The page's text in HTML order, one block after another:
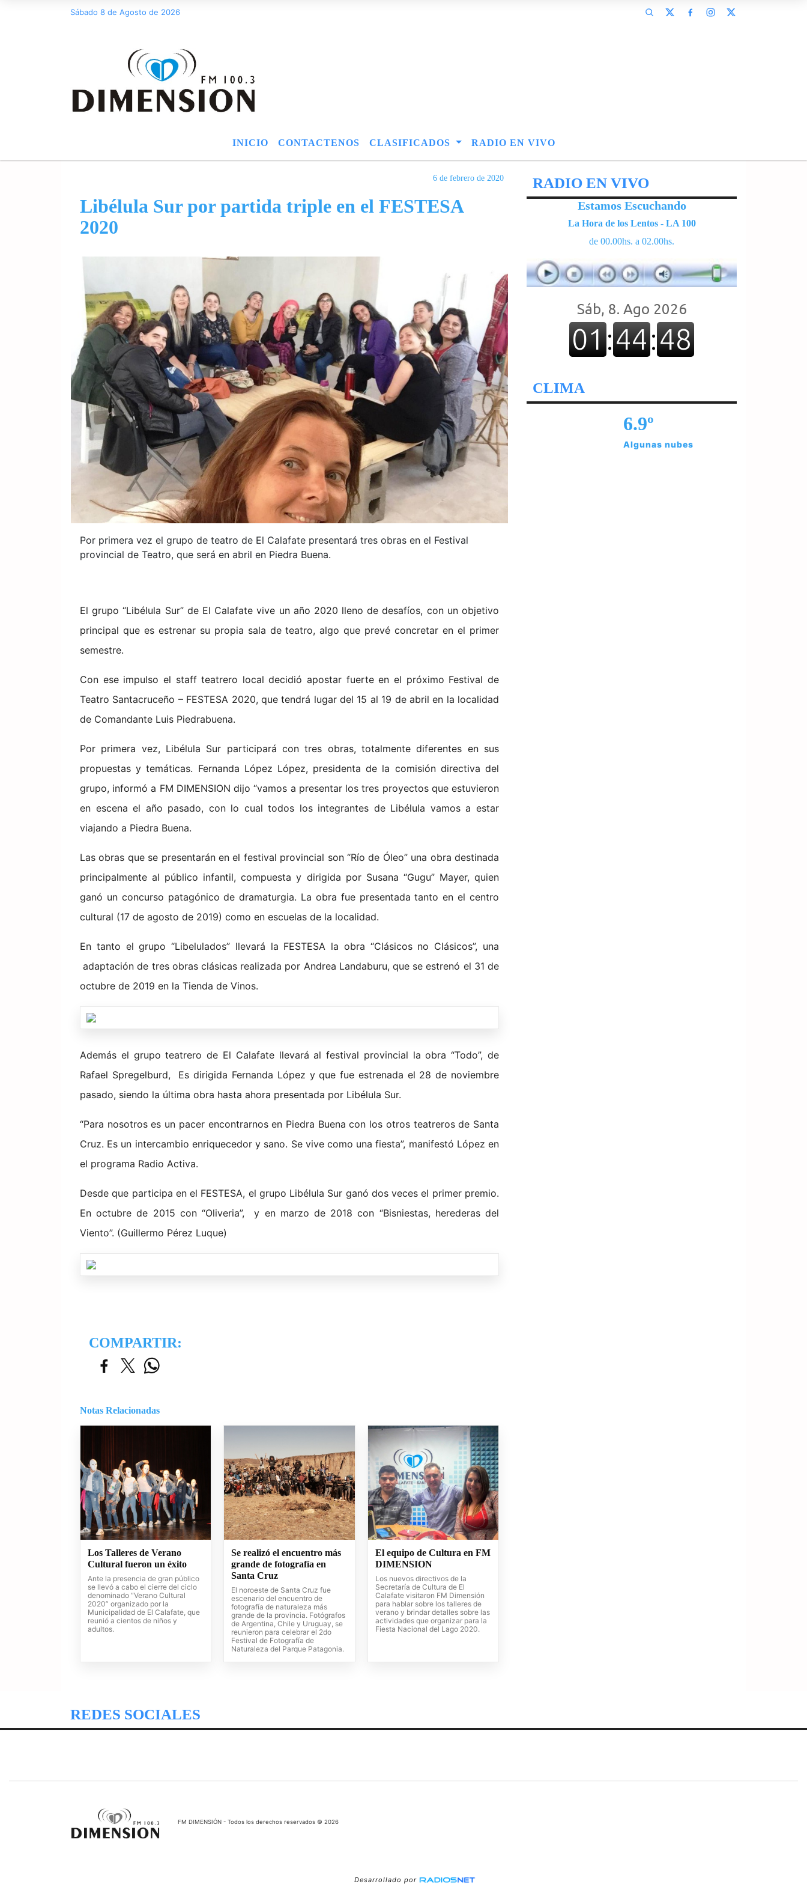
Sábado 8 de Agosto de 2026
INICIO CONTACTENOS CLASIFICADOS RADIO EN VIVO
6 de febrero de 2020
Libélula Sur por partida triple en el FESTESA
2020
Por primera vez el grupo de teatro de El Calafate presentará tres obras en el Festival
provincial de Teatro, que será en abril en Piedra Buena.
El grupo “Libélula Sur” de El Calafate vive un año 2020 lleno de desafíos, con un objetivo
principal que es estrenar su propia sala de teatro, algo que prevé concretar en el primer
semestre.
Con ese impulso el staff teatrero local decidió apostar fuerte en el próximo Festival de
Teatro Santacruceño – FESTESA 2020, que tendrá lugar del 15 al 19 de abril en la localidad
de Comandante Luis Piedrabuena.
Por primera vez, Libélula Sur participará con tres obras, totalmente diferentes en sus
propuestas y temáticas. Fernanda López López, presidenta de la comisión directiva del
grupo, informó a FM DIMENSION dijo “vamos a presentar los tres proyectos que estuvieron
en escena el año pasado, con lo cual todos los integrantes de Libélula vamos a estar
viajando a Piedra Buena.
Las obras que se presentarán en el festival provincial son “Río de Óleo” una obra destinada
principalmente al público infantil, compuesta y dirigida por Susana “Gugu” Mayer, quien
ganó un concurso patagónico de dramaturgia. La obra fue presentada tanto en el centro
cultural (17 de agosto de 2019) como en escuelas de la localidad.
En tanto el grupo “Libelulados” llevará la FESTESA la obra “Clásicos no Clásicos”, una
adaptación de tres obras clásicas realizada por Andrea Landaburu, que se estrenó el 31 de
octubre de 2019 en la Tienda de Vinos.
Además el grupo teatrero de El Calafate llevará al festival provincial la obra “Todo”, de
Rafael Spregelburd, Es dirigida Fernanda López y que fue estrenada el 28 de noviembre
pasado, siendo la última obra hasta ahora presentada por Libélula Sur.
“Para nosotros es un pacer encontrarnos en Piedra Buena con los otros teatreros de Santa
Cruz. Es un intercambio enriquecedor y sano. Se vive como una fiesta”, manifestó López en
el programa Radio Activa.
Desde que participa en el FESTESA, el grupo Libélula Sur ganó dos veces el primer premio.
En octubre de 2015 con “Oliveria”, y en marzo de 2018 con “Bisniestas, herederas del
Viento”. (Guillermo Pérez Luque)
COMPARTIR:
Notas Relacionadas
Los Talleres de Verano
Cultural fueron un éxito
Ante la presencia de gran público
se llevó a cabo el cierre del ciclo
denominado “Verano Cultural
2020” organizado por la
Municipalidad de El Calafate, que
reunió a cientos de niños y
adultos.
Se realizó el encuentro más
grande de fotografía en
Santa Cruz
El noroeste de Santa Cruz fue
escenario del encuentro de
fotografía de naturaleza más
grande de la provincia. Fotógrafos
de Argentina, Chile y Uruguay, se
reunieron para celebrar el 2do
Festival de Fotografía de
Naturaleza del Parque Patagonia.
El equipo de Cultura en FM
DIMENSION
Los nuevos directivos de la
Secretaría de Cultura de El
Calafate visitaron FM Dimensión
para hablar sobre los talleres de
verano y brindar detalles sobre las
actividades que organizar para la
Fiesta Nacional del Lago 2020.
RADIO EN VIVO
Estamos Escuchando
La Hora de los Lentos - LA 100
de 00.00hs. a 02.00hs.
CLIMA
6.9º
Algunas nubes
REDES SOCIALES
FM DIMENSIÓN - Todos los derechos reservados © 2026
Desarrollado por